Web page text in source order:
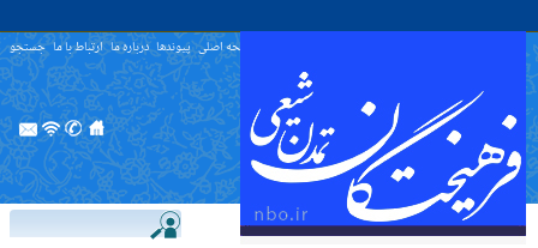
صفحه اصلی پیوندها درباره ما ارتباط با ما جستجو